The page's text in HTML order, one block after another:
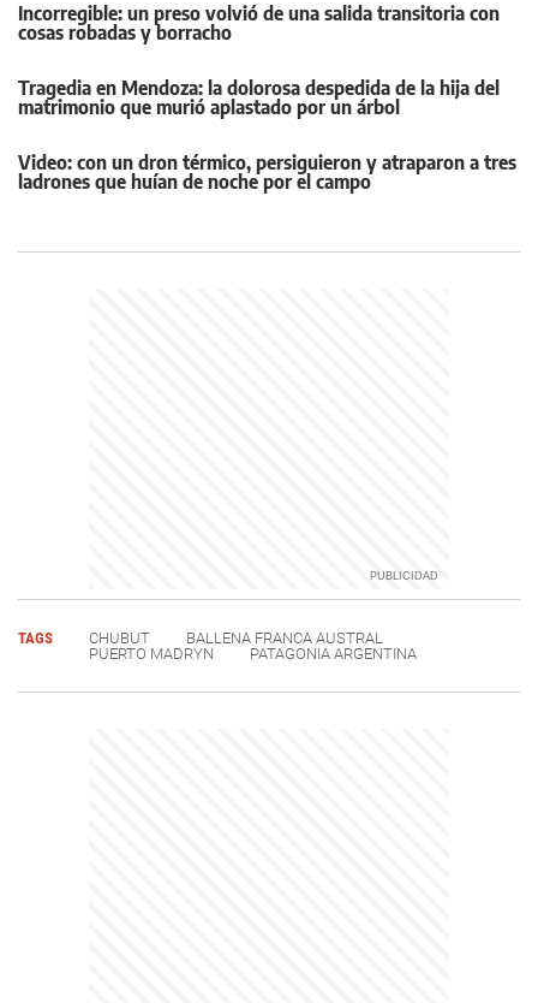
Incorregible: un preso volvió de una salida transitoria con
cosas robadas y borracho
Tragedia en Mendoza: la dolorosa despedida de la hija del
matrimonio que murió aplastado por un árbol
Video: con un dron térmico, persiguieron y atraparon a tres
ladrones que huían de noche por el campo
TAGS CHUBUT
BALLENA FRANCA AUSTRAL
PUERTO MADRYN
PATAGONIA ARGENTINA